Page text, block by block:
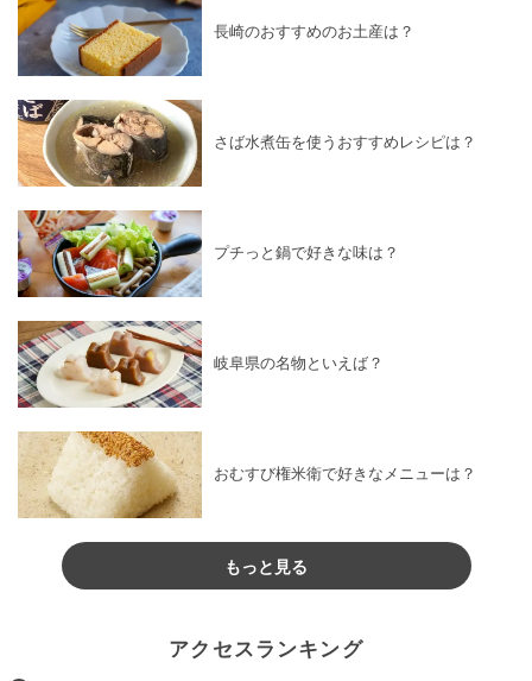
長崎のおすすめのお土産は？
さば水煮缶を使うおすすめレシピは？
プチっと鍋で好きな味は？
岐阜県の名物といえば？
おむすび権米衛で好きなメニューは？
もっと見る
アクセスランキング